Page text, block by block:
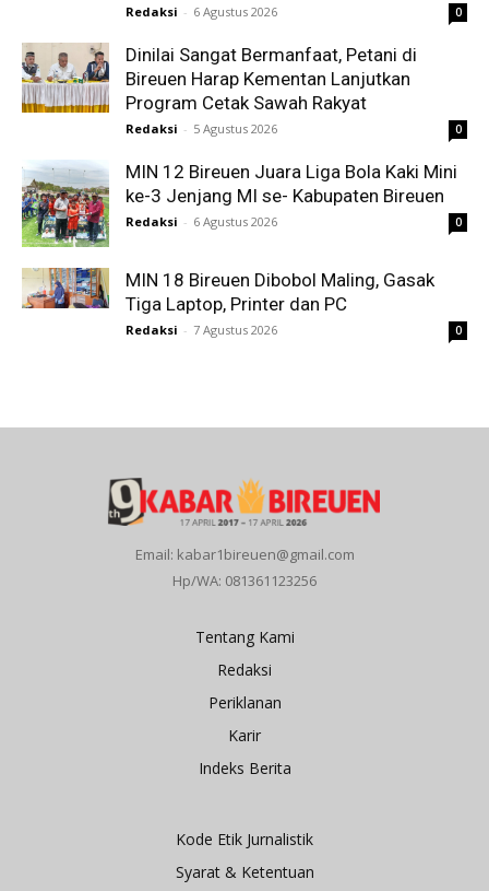
Redaksi - 6 Agustus 2026 0
Dinilai Sangat Bermanfaat, Petani di
Bireuen Harap Kementan Lanjutkan
Program Cetak Sawah Rakyat
Redaksi - 5 Agustus 2026 0
MIN 12 Bireuen Juara Liga Bola Kaki Mini
ke-3 Jenjang MI se- Kabupaten Bireuen
Redaksi - 6 Agustus 2026 0
MIN 18 Bireuen Dibobol Maling, Gasak
Tiga Laptop, Printer dan PC
Redaksi - 7 Agustus 2026 0
Email: kabar1bireuen@gmail.com
Hp/WA: 081361123256
Tentang Kami
Redaksi
Periklanan
Karir
Indeks Berita
Kode Etik Jurnalistik
Syarat & Ketentuan